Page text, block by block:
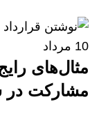
10 مرداد
مثال‌های
مشارکت در